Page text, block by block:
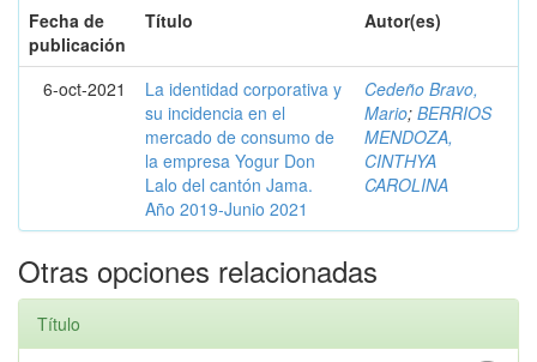
Fecha de
publicación
Título Autor(es)
6-oct-2021
La identidad corporativa y
su incidencia en el
mercado de consumo de
la empresa Yogur Don
Lalo del cantón Jama.
Año 2019-Junio 2021
Cedeño Bravo,
Mario; BERRIOS
MENDOZA,
CINTHYA
CAROLINA
Otras opciones relacionadas
Título